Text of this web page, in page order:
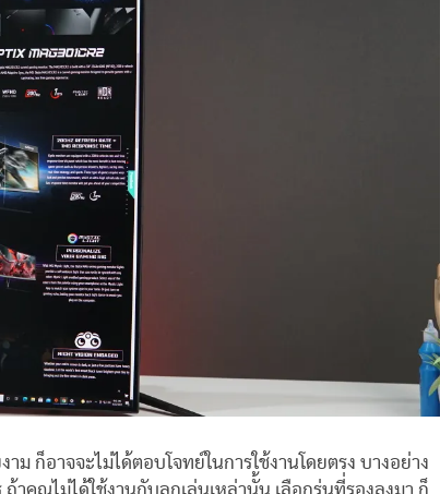
ม ก็อาจจะไม่ได้ตอบโจทย์ในการใช้งานโดยตรง บางอย่าง
ถ้าคุณไม่ได้ใช้งานกับลูกเล่นเหล่านั้น เลือกรุ่นที่รองลงมา ก็